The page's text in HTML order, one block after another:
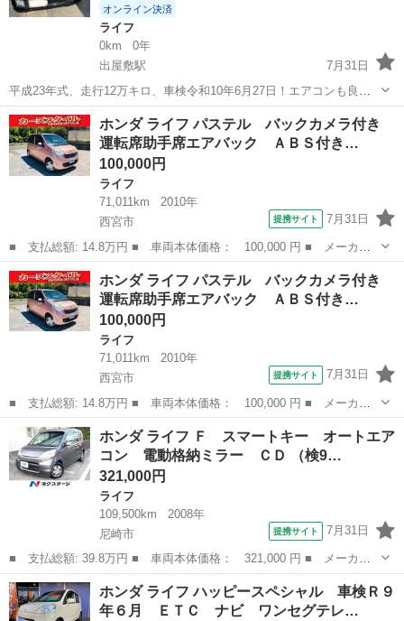
オンライン決済
ライフ
0km
0年
出屋敷駅
7月31日
平成23年式、走行12万キロ、車検令和10年6月27日！エアコンも良く
聞いてます。 車検もタップリあります！
兵庫 尼崎市 出屋敷駅 ライフ
ホンダ ライフ パステル バックカメラ付き
運転席助手席エアバック ＡＢＳ付き…
100,000円
ライフ
71,011km
2010年
西宮市
提携サイト 7月31日
■ 支払総額: 14.8万円 ■ 車両本体価格： 100,000 円 ■ メーカー
名： ホンダ ■ 車種名： ライフ ■ グレード名： パステル バ
ックカメラ付き 運転席助手席エアバック ＡＢＳ付き パワーウイ
ンド キーレ...
兵庫 西宮市 ライフ
ホンダ ライフ パステル バックカメラ付き
運転席助手席エアバック ＡＢＳ付き…
100,000円
ライフ
71,011km
2010年
西宮市
提携サイト 7月31日
■ 支払総額: 14.8万円 ■ 車両本体価格： 100,000 円 ■ メーカー
名： ホンダ ■ 車種名： ライフ ■ グレード名： パステル バ
ックカメラ付き 運転席助手席エアバック ＡＢＳ付き パワーウイ
ンド キーレ...
兵庫 西宮市 ライフ
ホンダ ライフ Ｆ スマートキー オートエア
コン 電動格納ミラー ＣＤ （検9…
321,000円
ライフ
109,500km
2008年
尼崎市
提携サイト 7月31日
■ 支払総額: 39.8万円 ■ 車両本体価格： 321,000 円 ■ メーカー
名： ホンダ ■ 車種名： ライフ ■ グレード名： Ｆ スマート
キー オートエアコン 電動格納ミラー ＣＤ ■ 排気量： 660cc
■ ...
兵庫 尼崎市 ライフ
ホンダ ライフ ハッピースペシャル 車検Ｒ９
年６月 ＥＴＣ ナビ ワンセグテレ…